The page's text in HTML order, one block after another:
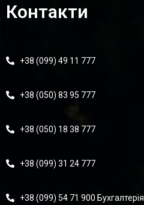
Контакти
+38 (099) 49 11 777
+38 (050) 83 95 777
+38 (050) 18 38 777
+38 (099) 31 24 777
+38 (099) 54 71 900 Бухгалтерія